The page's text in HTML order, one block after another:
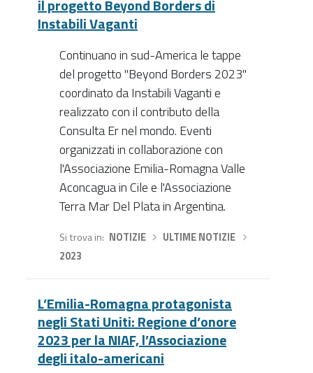
il progetto Beyond Borders di
Instabili Vaganti
Continuano in sud-America le tappe
del progetto "Beyond Borders 2023"
coordinato da Instabili Vaganti e
realizzato con il contributo della
Consulta Er nel mondo. Eventi
organizzati in collaborazione con
l'Associazione Emilia-Romagna Valle
Aconcagua in Cile e l'Associazione
Terra Mar Del Plata in Argentina.
Si trova in NOTIZIE› ULTIME NOTIZIE
2023
L’Emilia-Romagna protagonista
negli Stati Uniti: Regione d’onore
2023 per la NIAF, l’Associazione
degli italo-americani